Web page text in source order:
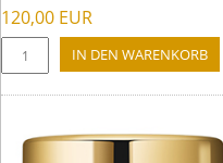
120,00 EUR